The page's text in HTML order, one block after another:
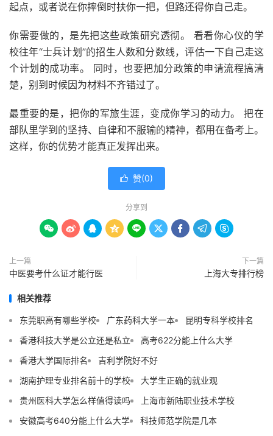
起点，或者说在你摔倒时扶你一把，但路还得你自己走。
你需要做的，是先把这些政策研究透彻。 看看你心仪的学
校往年“士兵计划”的招生人数和分数线，评估一下自己走这
个计划的成功率。 同时，也要把加分政策的申请流程搞清
楚，别到时候因为材料不齐错过了。
最重要的是，把你的军旅生涯，变成你学习的动力。 把在
部队里学到的坚持、自律和不服输的精神，都用在备考上。
这样，你的优势才能真正发挥出来。
 赞(0)
分享到
        
上一篇
中医要考什么证才能行医
下一篇
上海大专排行榜
相关推荐
东莞职高有哪些学校 广东药科大学一本
昆明专科学校排名
香港科技大学是公立还是私立
高考622分能上什么大学
香港大学国际排名
吉利学院好不好
湖南护理专业排名前十的学校
大学生正确的就业观
贵州医科大学怎么样值得读吗
上海市新陆职业技术学校
安徽高考640分能上什么大学
科技师范学院是几本